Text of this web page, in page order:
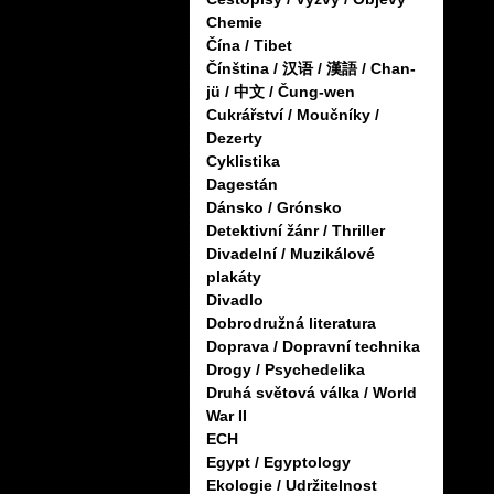
Chemie
Čína / Tibet
Čínština / 汉语 / 漢語 / Chan-
jü / 中文 / Čung-wen
Cukrářství / Moučníky /
Dezerty
Cyklistika
Dagestán
Dánsko / Grónsko
Detektivní žánr / Thriller
Divadelní / Muzikálové
plakáty
Divadlo
Dobrodružná literatura
Doprava / Dopravní technika
Drogy / Psychedelika
Druhá světová válka / World
War II
ECH
Egypt / Egyptology
Ekologie / Udržitelnost